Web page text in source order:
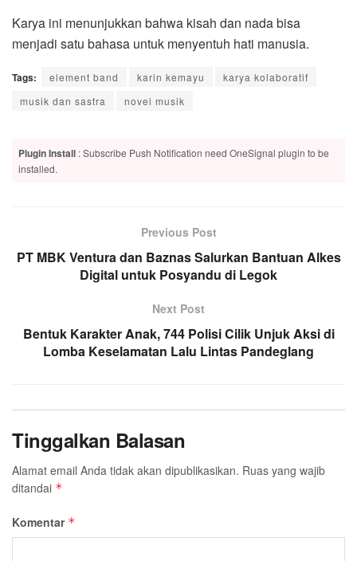
Karya ini menunjukkan bahwa kisah dan nada bisa
menjadi satu bahasa untuk menyentuh hati manusia.
Tags: element band karin kemayu
karya kolaboratif
musik dan sastra
novel musik
Plugin Install : Subscribe Push Notification need OneSignal plugin to be
installed.
Previous Post
PT MBK Ventura dan Baznas Salurkan Bantuan Alkes
Digital untuk Posyandu di Legok
Next Post
Bentuk Karakter Anak, 744 Polisi Cilik Unjuk Aksi di
Lomba Keselamatan Lalu Lintas Pandeglang
Tinggalkan Balasan
Alamat email Anda tidak akan dipublikasikan. Ruas yang wajib
ditandai *
Komentar *